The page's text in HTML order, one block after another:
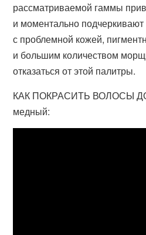
рассматриваемой гаммы
и моментально
с проблемной кожей,
и большим количеством
отказаться от этой палитры.
КАК ПОКРАСИТЬ ВОЛОСЫ
медный: